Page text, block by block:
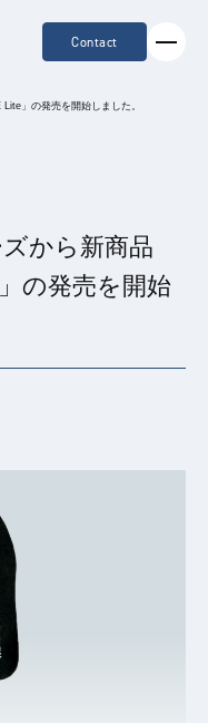
Contact
」の発売を開始しました。
から新商品
の発売を開始